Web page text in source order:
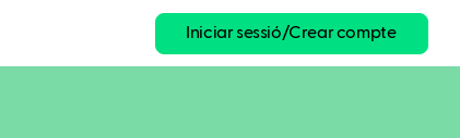
Iniciar sessió/Crear compte